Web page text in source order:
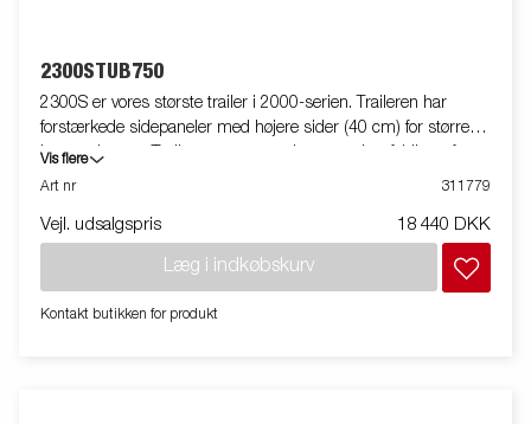
2300STUB750
2300S er vores største trailer i 2000-serien. Traileren har
forstærkede sidepaneler med højere sider (40 cm) for større
læssevolumen. Traileren er nem at læsse og har foldbare for- og
bagpaneler til læsning af længere gods. Alle versioner er
gods.
Vis flere
Art nr
311779
Vejl. udsalgspris 18 440 DKK
Læg i indkøbskurv
Kontakt butikken for produkt